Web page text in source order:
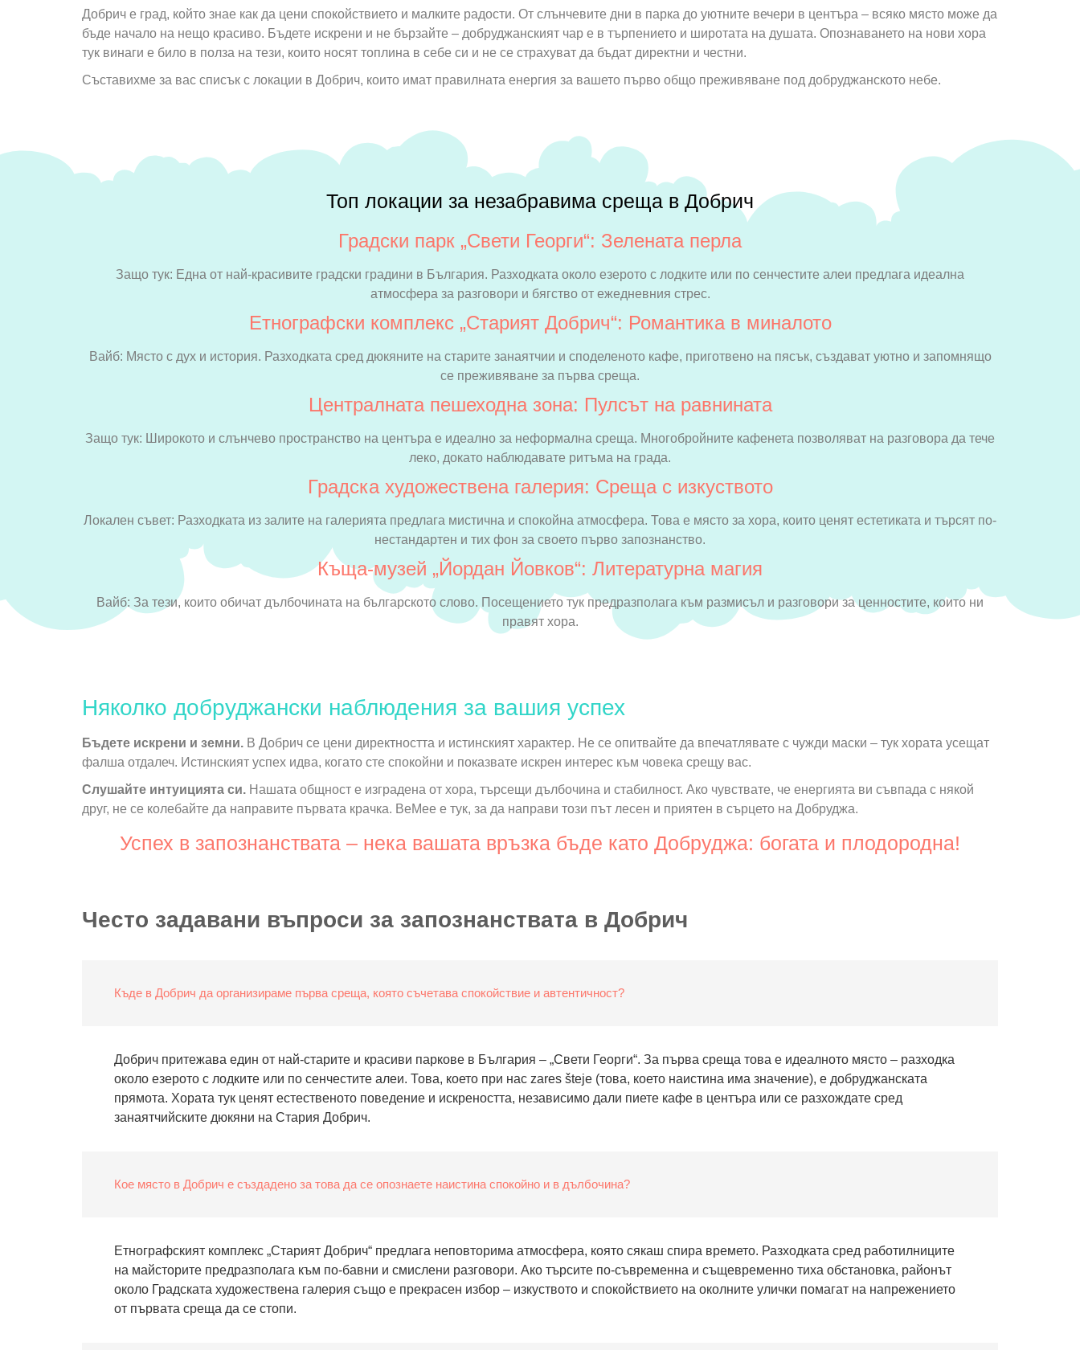
Добрич е град, който знае как да цени спокойствието и малките радости. От слънчевите дни в парка до уютните вечери в центъра – всяко място може да
бъде начало на нещо красиво. Бъдете искрени и не бързайте – добруджанският чар е в търпението и широтата на душата. Опознаването на нови хора
тук винаги е било в полза на тези, които носят топлина в себе си и не се страхуват да бъдат директни и честни.
Съставихме за вас списък с локации в Добрич, които имат правилната енергия за вашето първо общо преживяване под добруджанското небе.
Топ локации за незабравима среща в Добрич
Градски парк „Свети Георги“: Зелената перла
Защо тук: Една от най-красивите градски градини в България. Разходката около езерото с лодките или по сенчестите алеи предлага идеална
атмосфера за разговори и бягство от ежедневния стрес.
Етнографски комплекс „Старият Добрич“: Романтика в миналото
Вайб: Място с дух и история. Разходката сред дюкяните на старите занаятчии и споделеното кафе, приготвено на пясък, създават уютно и запомнящо
се преживяване за първа среща.
Централната пешеходна зона: Пулсът на равнината
Защо тук: Широкото и слънчево пространство на центъра е идеално за неформална среща. Многобройните кафенета позволяват на разговора да тече
леко, докато наблюдавате ритъма на града.
Градска художествена галерия: Среща с изкуството
Локален съвет: Разходката из залите на галерията предлага мистична и спокойна атмосфера. Това е място за хора, които ценят естетиката и търсят по-
нестандартен и тих фон за своето първо запознанство.
Къща-музей „Йордан Йовков“: Литературна магия
Вайб: За тези, които обичат дълбочината на българското слово. Посещението тук предразполага към размисъл и разговори за ценностите, които ни
правят хора.
Няколко добруджански наблюдения за вашия успех
Бъдете искрени и земни. В Добрич се цени директността и истинският характер. Не се опитвайте да впечатлявате с чужди маски – тук хората усещат
фалша отдалеч. Истинският успех идва, когато сте спокойни и показвате искрен интерес към човека срещу вас.
Слушайте интуицията си. Нашата общност е изградена от хора, търсещи дълбочина и стабилност. Ако чувствате, че енергията ви съвпада с някой
друг, не се колебайте да направите първата крачка. BeMee е тук, за да направи този път лесен и приятен в сърцето на Добруджа.
Успех в запознанствата – нека вашата връзка бъде като Добруджа: богата и плодородна!
Често задавани въпроси за запознанствата в Добрич
Къде в Добрич да организираме първа среща, която съчетава спокойствие и автентичност?
Добрич притежава един от най-старите и красиви паркове в България – „Свети Георги“. За първа среща това е идеалното място – разходка
около езерото с лодките или по сенчестите алеи. Това, което при нас zares šteje (това, което наистина има значение), е добруджанската
прямота. Хората тук ценят естественото поведение и искреността, независимо дали пиете кафе в центъра или се разхождате сред
занаятчийските дюкяни на Стария Добрич.
Кое място в Добрич е създадено за това да се опознаете наистина спокойно и в дълбочина?
Етнографският комплекс „Старият Добрич“ предлага неповторима атмосфера, която сякаш спира времето. Разходката сред работилниците
на майсторите предразполага към по-бавни и смислени разговори. Ако търсите по-съвременна и същевременно тиха обстановка, районът
около Градската художествена галерия също е прекрасен избор – изкуството и спокойствието на околните улички помагат на напрежението
от първата среща да се стопи.